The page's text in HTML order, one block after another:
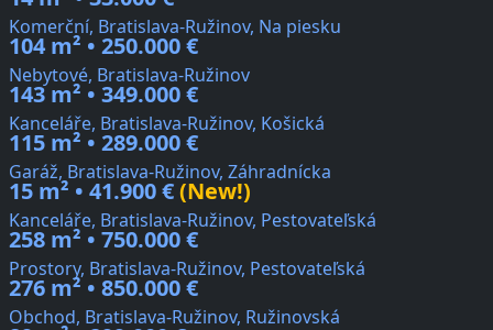
Komerční, Bratislava-Ružinov, Na piesku
104 m² • 250.000 €
Nebytové, Bratislava-Ružinov
143 m² • 349.000 €
Kanceláře, Bratislava-Ružinov, Košická
115 m² • 289.000 €
Garáž, Bratislava-Ružinov, Záhradnícka
15 m² • 41.900 €(New!)
Kanceláře, Bratislava-Ružinov, Pestovateľská
258 m² • 750.000 €
Prostory, Bratislava-Ružinov, Pestovateľská
276 m² • 850.000 €
Obchod, Bratislava-Ružinov, Ružinovská